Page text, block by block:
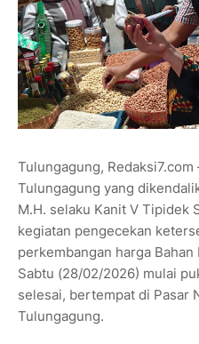
Tulungagung, Redaksi7.com
Tulungagung yang
M.H. selaku Kanit V Tipidek
kegiatan pengecekan
perkembangan harga
Sabtu (28/02/2026) mulai
selesai, bertempat di Pasar
Tulungagung.